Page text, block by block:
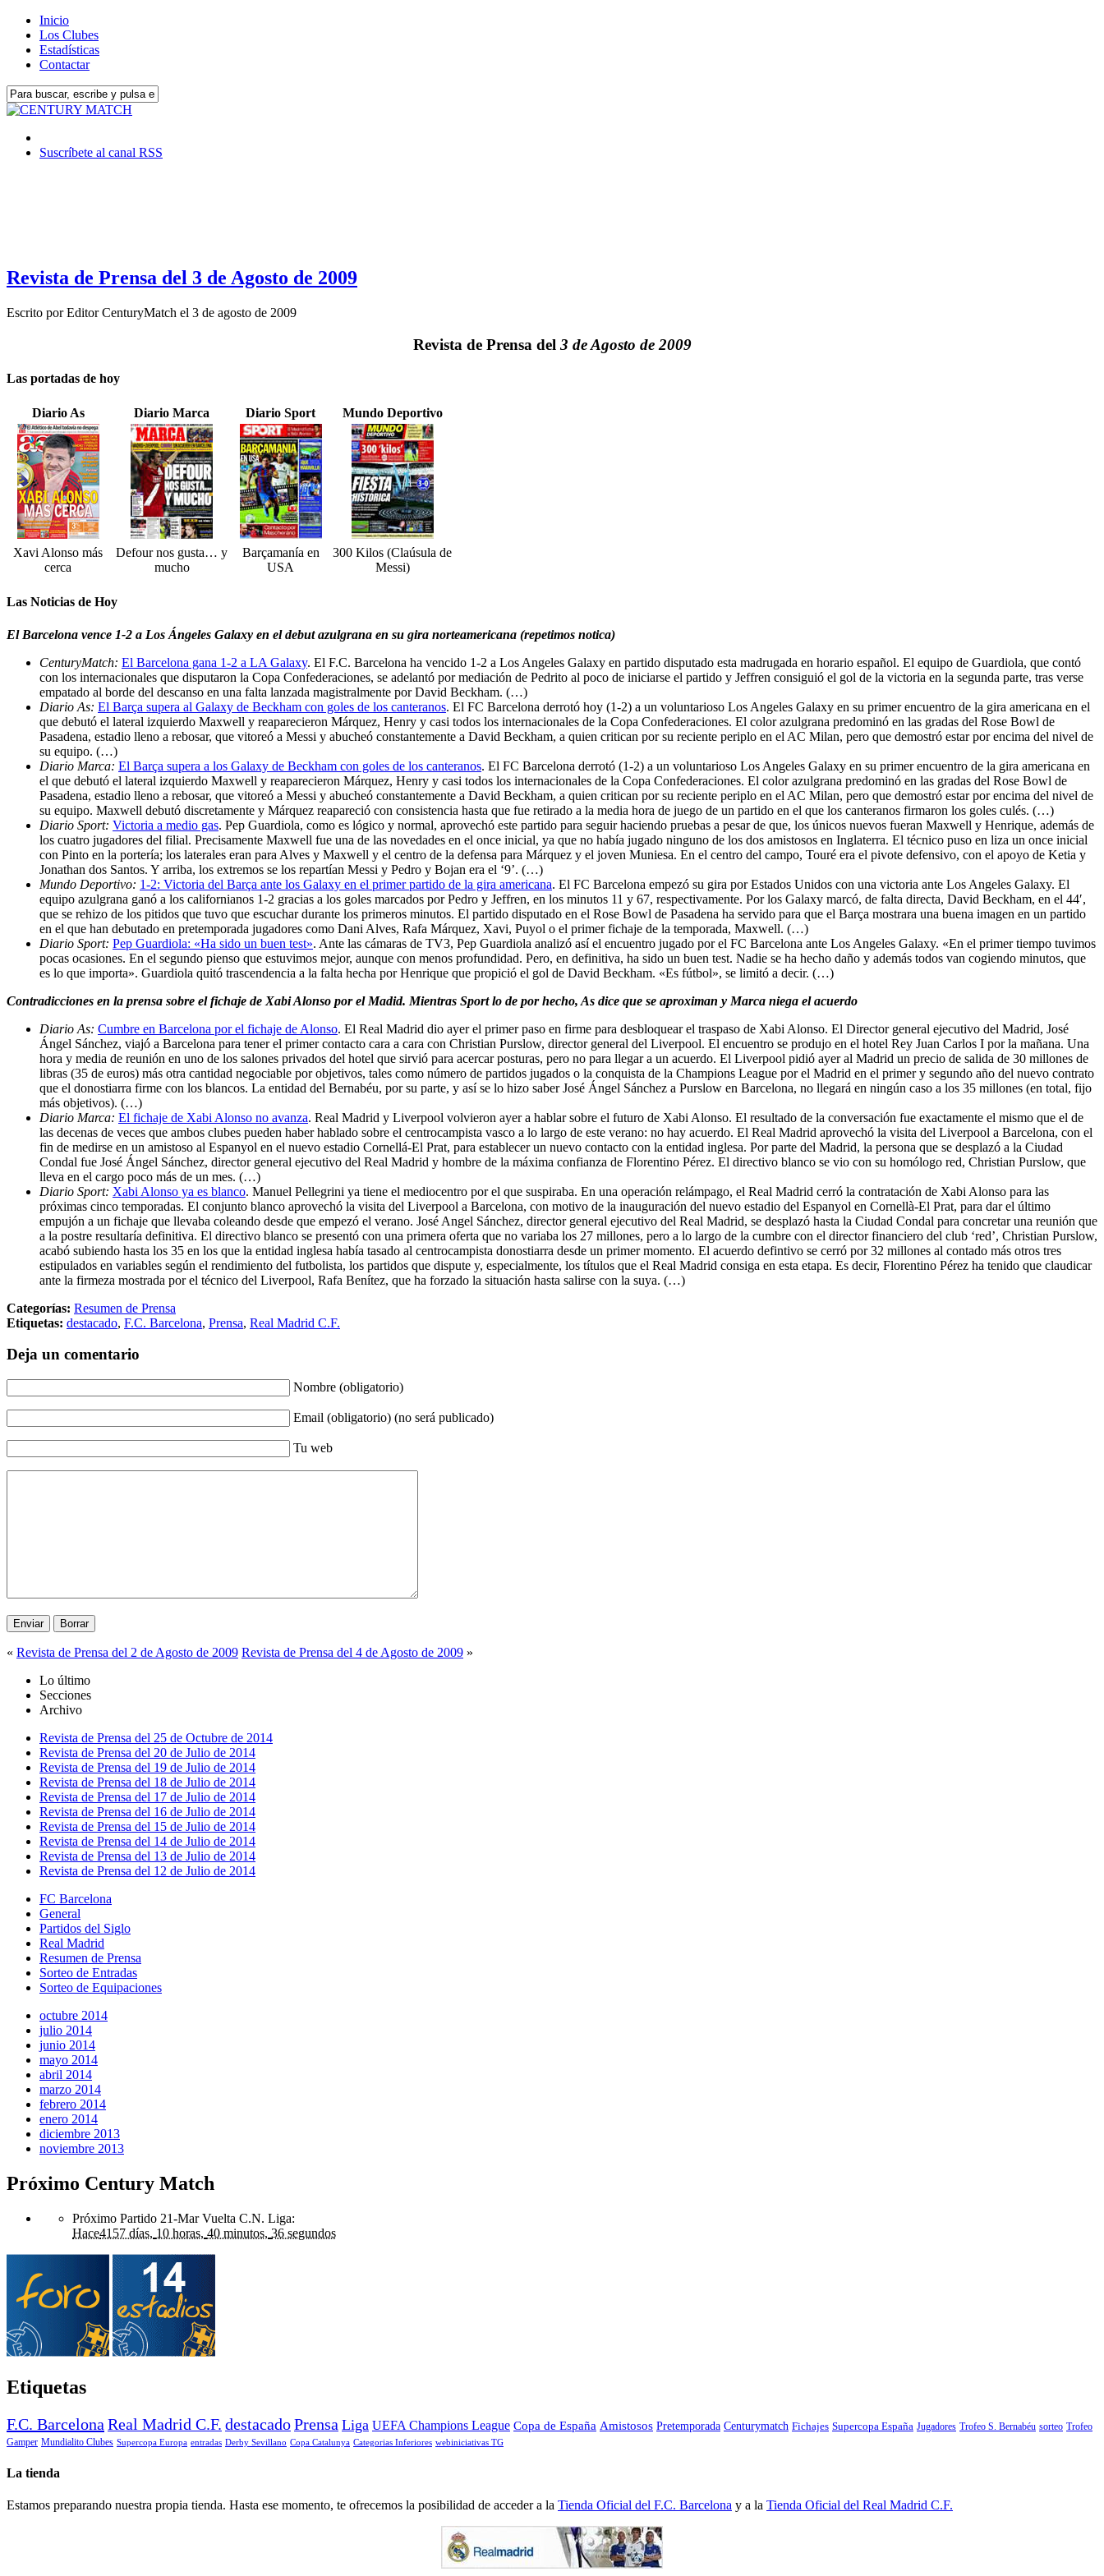
Inicio
Los Clubes
Estadísticas
Contactar
Suscríbete al canal RSS
Revista de Prensa del 3 de Agosto de 2009
Escrito porEditor CenturyMatch el 3 de agosto de 2009
Revista de Prensa del 3 de Agosto de 2009
Las portadas de hoy
Diario As Diario Marca Diario Sport Mundo Deportivo
Xavi Alonso más
cerca
Defour nos gusta… y
mucho
Barçamanía en
USA
300 Kilos (Claúsula de
Messi)
Las Noticias de Hoy
El Barcelona vence 1-2 a Los Ángeles Galaxy en el debut azulgrana en su gira norteamericana (repetimos notica)
CenturyMatch: El Barcelona gana 1-2 a LA Galaxy. El F.C. Barcelona ha vencido 1-2 a Los Angeles Galaxy en partido disputado esta madrugada en horario español. El equipo de Guardiola, que contó
con los internacionales que disputaron la Copa Confederaciones, se adelantó por mediación de Pedrito al poco de iniciarse el partido y Jeffren consiguió el gol de la victoria en la segunda parte, tras verse
empatado al borde del descanso en una falta lanzada magistralmente por David Beckham. (…)
Diario As: El Barça supera al Galaxy de Beckham con goles de los canteranos. El FC Barcelona derrotó hoy (1-2) a un voluntarioso Los Angeles Galaxy en su primer encuentro de la gira americana en el
que debutó el lateral izquierdo Maxwell y reaparecieron Márquez, Henry y casi todos los internacionales de la Copa Confederaciones. El color azulgrana predominó en las gradas del Rose Bowl de
Pasadena, estadio lleno a rebosar, que vitoreó a Messi y abucheó constantemente a David Beckham, a quien critican por su reciente periplo en el AC Milan, pero que demostró estar por encima del nivel de
su equipo. (…)
Diario Marca: El Barça supera a los Galaxy de Beckham con goles de los canteranos. El FC Barcelona derrotó (1-2) a un voluntarioso Los Angeles Galaxy en su primer encuentro de la gira americana en
el que debutó el lateral izquierdo Maxwell y reaparecieron Márquez, Henry y casi todos los internacionales de la Copa Confederaciones. El color azulgrana predominó en las gradas del Rose Bowl de
Pasadena, estadio lleno a rebosar, que vitoreó a Messi y abucheó constantemente a David Beckham, a quien critican por su reciente periplo en el AC Milan, pero que demostró estar por encima del nivel de
su equipo. Maxwell debutó discretamente y Márquez reapareció con consistencia hasta que fue retirado a la media hora de juego de un partido en el que los canteranos firmaron los goles culés. (…)
Diario Sport: Victoria a medio gas. Pep Guardiola, como es lógico y normal, aprovechó este partido para seguir haciendo pruebas a pesar de que, los únicos nuevos fueran Maxwell y Henrique, además de
los cuatro jugadores del filial. Precisamente Maxwell fue una de las novedades en el once inicial, ya que no había jugado ninguno de los dos amistosos en Inglaterra. El técnico puso en liza un once inicial
con Pinto en la portería; los laterales eran para Alves y Maxwell y el centro de la defensa para Márquez y el joven Muniesa. En el centro del campo, Touré era el pivote defensivo, con el apoyo de Ketia y
Jonathan dos Santos. Y arriba, los extremos se los repartían Messi y Pedro y Bojan era el ‘9’. (…)
Mundo Deportivo: 1-2: Victoria del Barça ante los Galaxy en el primer partido de la gira americana. El FC Barcelona empezó su gira por Estados Unidos con una victoria ante Los Angeles Galaxy. El
equipo azulgrana ganó a los californianos 1-2 gracias a los goles marcados por Pedro y Jeffren, en los minutos 11 y 67, respectivamente. Por los Galaxy marcó, de falta directa, David Beckham, en el 44′,
que se rehizo de los pitidos que tuvo que escuchar durante los primeros minutos. El partido disputado en el Rose Bowl de Pasadena ha servido para que el Barça mostrara una buena imagen en un partido
en el que han debutado en pretemporada jugadores como Dani Alves, Rafa Márquez, Xavi, Puyol o el primer fichaje de la temporada, Maxwell. (…)
Diario Sport: Pep Guardiola: «Ha sido un buen test». Ante las cámaras de TV3, Pep Guardiola analizó así el encuentro jugado por el FC Barcelona ante Los Angeles Galaxy. «En el primer tiempo tuvimos
pocas ocasiones. En el segundo pienso que estuvimos mejor, aunque con menos profundidad. Pero, en definitiva, ha sido un buen test. Nadie se ha hecho daño y además todos van cogiendo minutos, que
es lo que importa». Guardiola quitó trascendencia a la falta hecha por Henrique que propició el gol de David Beckham. «Es fútbol», se limitó a decir. (…)
Contradicciones en la prensa sobre el fichaje de Xabi Alonso por el Madid. Mientras Sport lo de por hecho, As dice que se aproximan y Marca niega el acuerdo
Diario As: Cumbre en Barcelona por el fichaje de Alonso. El Real Madrid dio ayer el primer paso en firme para desbloquear el traspaso de Xabi Alonso. El Director general ejecutivo del Madrid, José
Ángel Sánchez, viajó a Barcelona para tener el primer contacto cara a cara con Christian Purslow, director general del Liverpool. El encuentro se produjo en el hotel Rey Juan Carlos I por la mañana. Una
hora y media de reunión en uno de los salones privados del hotel que sirvió para acercar posturas, pero no para llegar a un acuerdo. El Liverpool pidió ayer al Madrid un precio de salida de 30 millones de
libras (35 de euros) más otra cantidad negociable por objetivos, tales como número de partidos jugados o la conquista de la Champions League por el Madrid en el primer y segundo año del nuevo contrato
que el donostiarra firme con los blancos. La entidad del Bernabéu, por su parte, y así se lo hizo saber José Ángel Sánchez a Purslow en Barcelona, no llegará en ningún caso a los 35 millones (en total, fijo
más objetivos). (…)
Diario Marca: El fichaje de Xabi Alonso no avanza. Real Madrid y Liverpool volvieron ayer a hablar sobre el futuro de Xabi Alonso. El resultado de la conversación fue exactamente el mismo que el de
las decenas de veces que ambos clubes pueden haber hablado sobre el centrocampista vasco a lo largo de este verano: no hay acuerdo. El Real Madrid aprovechó la visita del Liverpool a Barcelona, con el
fin de medirse en un amistoso al Espanyol en el nuevo estadio Cornellá-El Prat, para establecer un nuevo contacto con la entidad inglesa. Por parte del Madrid, la persona que se desplazó a la Ciudad
Condal fue José Ángel Sánchez, director general ejecutivo del Real Madrid y hombre de la máxima confianza de Florentino Pérez. El directivo blanco se vio con su homólogo red, Christian Purslow, que
lleva en el cargo poco más de un mes. (…)
Diario Sport: Xabi Alonso ya es blanco. Manuel Pellegrini ya tiene el mediocentro por el que suspiraba. En una operación relámpago, el Real Madrid cerró la contratación de Xabi Alonso para las
próximas cinco temporadas. El conjunto blanco aprovechó la visita del Liverpool a Barcelona, con motivo de la inauguración del nuevo estadio del Espanyol en Cornellà-El Prat, para dar el último
empujón a un fichaje que llevaba coleando desde que empezó el verano. José Angel Sánchez, director general ejecutivo del Real Madrid, se desplazó hasta la Ciudad Condal para concretar una reunión que
a la postre resultaría definitiva. El directivo blanco se presentó con una primera oferta que no variaba los 27 millones, pero a lo largo de la cumbre con el director financiero del club ‘red’, Christian Purslow,
acabó subiendo hasta los 35 en los que la entidad inglesa había tasado al centrocampista donostiarra desde un primer momento. El acuerdo defintivo se cerró por 32 millones al contado más otros tres
estipulados en variables según el rendimiento del futbolista, los partidos que dispute y, especialmente, los títulos que el Real Madrid consiga en esta etapa. Es decir, Florentino Pérez ha tenido que claudicar
ante la firmeza mostrada por el técnico del Liverpool, Rafa Benítez, que ha forzado la situación hasta salirse con la suya. (…)
Categorías: Resumen de Prensa
Etiquetas: destacado, F.C. Barcelona, Prensa, Real Madrid C.F.
Deja un comentario
Nombre (obligatorio)
Email (obligatorio) (no será publicado)
Tu web
« Revista de Prensa del 2 de Agosto de 2009 Revista de Prensa del 4 de Agosto de 2009 »
Lo último
Secciones
Archivo
Revista de Prensa del 25 de Octubre de 2014
Revista de Prensa del 20 de Julio de 2014
Revista de Prensa del 19 de Julio de 2014
Revista de Prensa del 18 de Julio de 2014
Revista de Prensa del 17 de Julio de 2014
Revista de Prensa del 16 de Julio de 2014
Revista de Prensa del 15 de Julio de 2014
Revista de Prensa del 14 de Julio de 2014
Revista de Prensa del 13 de Julio de 2014
Revista de Prensa del 12 de Julio de 2014
FC Barcelona
General
Partidos del Siglo
Real Madrid
Resumen de Prensa
Sorteo de Entradas
Sorteo de Equipaciones
octubre 2014
julio 2014
junio 2014
mayo 2014
abril 2014
marzo 2014
febrero 2014
enero 2014
diciembre 2013
noviembre 2013
Próximo Century Match
Próximo Partido 21-Mar Vuelta C.N. Liga:
Hace4157 días, 10 horas, 40 minutos, 36 segundos
Etiquetas
F.C. Barcelona Real Madrid C.F. destacadoPrensa Liga UEFA Champions League Copa de España Amistosos Pretemporada Centurymatch Fichajes Supercopa España Jugadores Trofeo S. Bernabéu sorteo Trofeo
Gamper Mundialito Clubes Supercopa Europa entradas Derby Sevillano Copa Catalunya Categorias Inferiores webiniciativas TG
La tienda
Estamos preparando nuestra propia tienda. Hasta ese momento, te ofrecemos la posibilidad de acceder a la Tienda Oficial del F.C. Barcelona y a la Tienda Oficial del Real Madrid C.F.